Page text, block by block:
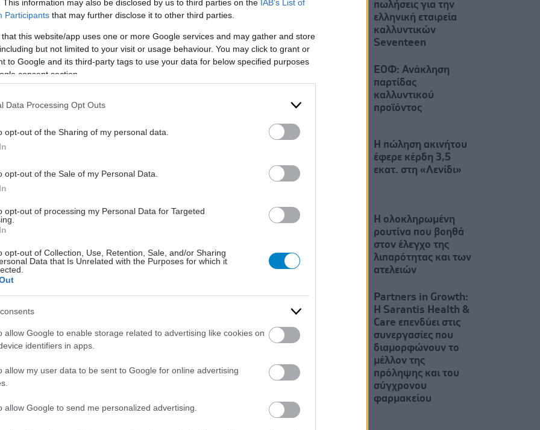
This information may also be disclosed by us to third parties on the IAB’s List of
Participants that may further disclose it to other third parties.
that this website/app uses one or more Google services and may gather and store
but not limited to your visit or usage behaviour. You may click to grant or
to Google and its third-party tags to use your data for below specified purposes
consent section.
Data Processing Opt Outs
opt-out of the Sharing of my personal data.
opt-out of the Sale of my Personal Data.
opt-out of processing my Personal Data for Targeted
opt-out of Collection, Use, Retention, Sale, and/or Sharing
Data that Is Unrelated with the Purposes for which it
allow Google to enable storage related to advertising like cookies on
identifiers in apps.
allow my user data to be sent to Google for online advertising
allow Google to send me personalized advertising.
ισχυρά δερματολογικά ενεργά συστατικά:
Κολλαγόνο:Ένα συστατικό
προέλευσης που προάγει τη σύνθεση
τύπων κολλαγόνου στο δέρμα, στοχεύοντας
στους γνωστούς τύπους (όπως κολλαγόνο I, III, IV,
και πιο εξειδικευμένους (όπως κολλαγόνο XVI,
Οξύ:Γνωστό για τις ενυδατικές του ιδιότητες,
την ικανότητα αναπλήρωσης νερού, συμβάλλει στη
(Β3):
των κηλίδων, βελτιώνει το χρωματικό τόνο
και ενισχύει τον επιδερμιδικό φραγμό.
Φίλτρα Ευρέος Φάσματος (
προστασία ενάντια στην UVA και UVB ακτινοβολία,
τη φωτογήρανση και τις δερματικές βλάβες
από τον ήλιο.
προϊόν δρα σε πολλαπλά επίπεδα, προσφέρει
με στόχο την αναστροφή των ορατών σημαδιών
την προστασία του δέρματος από μελλοντικές
πωλήσεις για την
ελληνική εταιρεία
καλλυντικών
Seventeen
ΕΟΦ: Ανάκληση
παρτίδας
καλλυντικού
προϊόντος
Η πώληση ακινήτου
έφερε κέρδη 3,5
εκατ. στη «Λενίδι»
Η ολοκληρωμένη
ρουτίνα που βοηθά
στον έλεγχο της
λιπαρότητας και των
ατελειών
Partners in Growth:
Η Sarantis Health &
Care επενδύει στις
συνεργασίες που
διαμορφώνουν το
μέλλον της
πρόληψης και του
σύγχρονου
φαρμακείου